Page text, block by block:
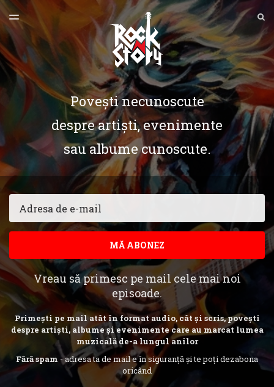
ULTIMA EDIȚIE
ARHIVE
TOGGLE
MENU
Povești necunoscute
despre artiști, evenimente
sau albume cunoscute.
MĂ ABONEZ
Vreau să primesc pe mail cele mai noi
episoade.
Primești pe mail atât în format audio, cât și scris, povești
despre artiști, albume și evenimente care au marcat lumea
muzicală de-a lungul anilor
Fără spam - adresa ta de mail e în siguranță și te poți dezabona
oricând